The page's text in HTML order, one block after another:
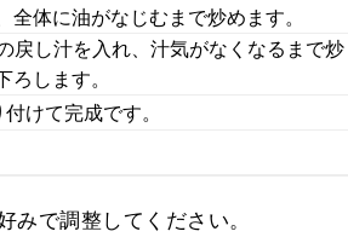
全体に油がなじむまで炒めます。
戻し汁を入れ、汁気がなくなるまで炒
します。
けて完成です。
みで調整してください。